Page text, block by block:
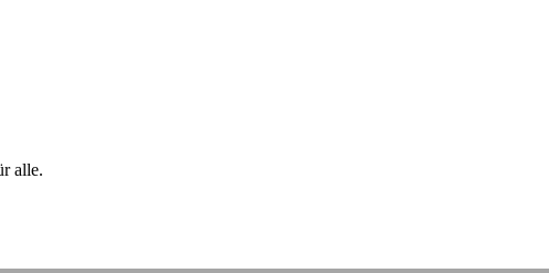
alle.